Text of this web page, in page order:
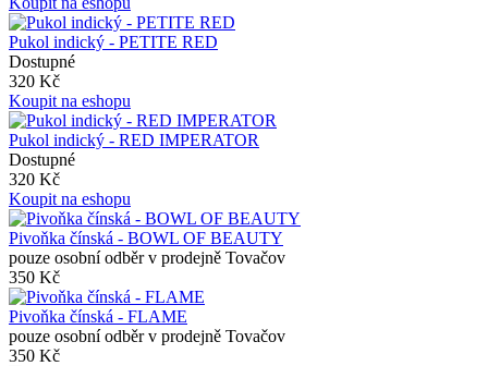
Pukol indický - PETITE RED
Dostupné
320 Kč
Koupit na eshopu
Pukol indický - RED IMPERATOR
Dostupné
320 Kč
Koupit na eshopu
Pivoňka čínská - BOWL OF BEAUTY
pouze osobní odběr v prodejně Tovačov
350 Kč
Pivoňka čínská - FLAME
pouze osobní odběr v prodejně Tovačov
350 Kč